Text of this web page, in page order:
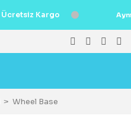
Ücretsiz Kargo
Wheel Base